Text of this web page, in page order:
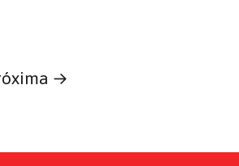
→